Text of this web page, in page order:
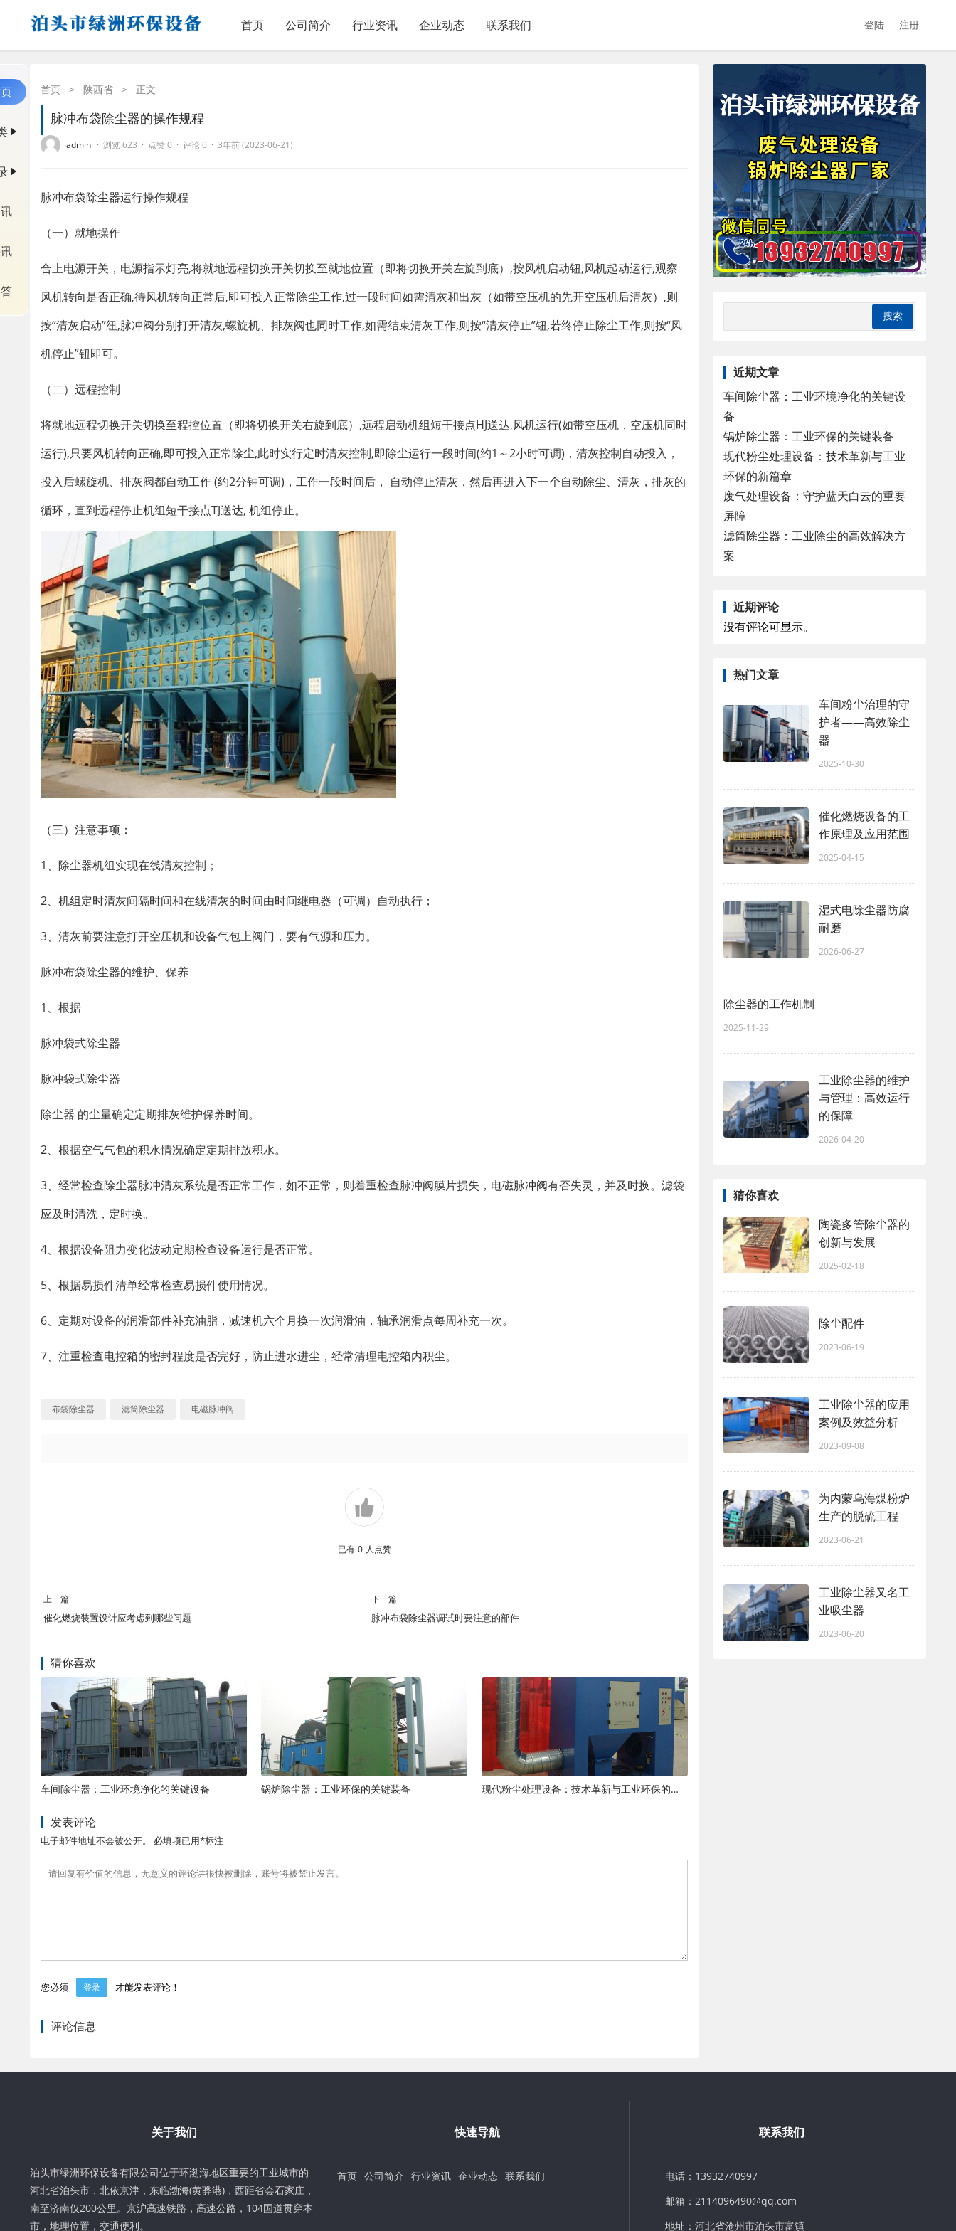
首页 公司简介 行业资讯 企业动态 联系我们 登陆 注册
首页 > 陕西省 > 正文
脉冲布袋除尘器的操作规程
admin · 浏览 623 · 点赞 0 · 评论 0 · 3年前 (2023-06-21)
脉冲布袋除尘器运行操作规程
（一）就地操作
合上电源开关，电源指示灯亮,将就地远程切换开关切换至就地位置（即将切换开关左旋到底）,按风机启动钮,风机起动运行,观察
风机转向是否正确,待风机转向正常后,即可投入正常除尘工作,过一段时间如需清灰和出灰（如带空压机的先开空压机后清灰）,则
按“清灰启动”纽,脉冲阀分别打开清灰,螺旋机、排灰阀也同时工作,如需结束清灰工作,则按“清灰停止”钮,若终停止除尘工作,则按“风
机停止”钮即可。
（二）远程控制
将就地远程切换开关切换至程控位置（即将切换开关右旋到底）,远程启动机组短干接点HJ送达,风机运行(如带空压机，空压机同时
运行),只要风机转向正确,即可投入正常除尘,此时实行定时清灰控制,即除尘运行一段时间(约1～2小时可调)，清灰控制自动投入，
投入后螺旋机、排灰阀都自动工作 (约2分钟可调)，工作一段时间后， 自动停止清灰，然后再进入下一个自动除尘、清灰，排灰的
循环，直到远程停止机组短干接点TJ送达, 机组停止。
（三）注意事项：
1、除尘器机组实现在线清灰控制；
2、机组定时清灰间隔时间和在线清灰的时间由时间继电器（可调）自动执行；
3、清灰前要注意打开空压机和设备气包上阀门，要有气源和压力。
脉冲布袋除尘器的维护、保养
1、根据
脉冲袋式除尘器
脉冲袋式除尘器
除尘器 的尘量确定定期排灰维护保养时间。
2、根据空气气包的积水情况确定定期排放积水。
3、经常检查除尘器脉冲清灰系统是否正常工作，如不正常，则着重检查脉冲阀膜片损失， 电磁脉冲阀有否失灵，并及时换。滤袋
应及时清洗，定时换。
4、根据设备阻力变化波动定期检查设备运行是否正常。
5、根据易损件清单经常检查易损件使用情况。
6、定期对设备的润滑部件补充油脂，减速机六个月换一次润滑油，轴承润滑点每周补充一次。
7、注重检查电控箱的密封程度是否完好，防止进水进尘，经常清理电控箱内积尘。
布袋除尘器 滤筒除尘器 电磁脉冲阀
已有 0 人点赞
上一篇
催化燃烧装置设计应考虑到哪些问题
下一篇
脉冲布袋除尘器调试时要注意的部件
猜你喜欢
车间除尘器：工业环境净化的关键设备 锅炉除尘器：工业环保的关键装备 现代粉尘处理设备：技术革新与工业环保的新篇章
发表评论
电子邮件地址不会被公开。 必填项已用*标注
您必须 登录 才能发表评论！
评论信息
近期文章
车间除尘器：工业环境净化的关键设
备
锅炉除尘器：工业环保的关键装备
现代粉尘处理设备：技术革新与工业
环保的新篇章
废气处理设备：守护蓝天白云的重要
屏障
滤筒除尘器：工业除尘的高效解决方
案
近期评论
没有评论可显示。
热门文章
车间粉尘治理的守
护者——高效除尘
器
2025-10-30
催化燃烧设备的工
作原理及应用范围
2025-04-15
湿式电除尘器防腐
耐磨‌
2026-06-27
除尘器的工作机制
2025-11-29
工业除尘器的维护
与管理：高效运行
的保障
2026-04-20
猜你喜欢
陶瓷多管除尘器的
创新与发展
2025-02-18
除尘配件
2023-06-19
工业除尘器的应用
案例及效益分析
2023-09-08
为内蒙乌海煤粉炉
生产的脱硫工程
2023-06-21
工业除尘器又名工
业吸尘器
2023-06-20
关于我们
泊头市绿洲环保设备有限公司位于环渤海地区重要的工业城市的
河北省泊头市，北依京津，东临渤海(黄骅港)，西距省会石家庄，
南至济南仅200公里。京沪高速铁路，高速公路，104国道贯穿本
市，地理位置，交通便利。
快速导航
首页 公司简介 行业资讯 企业动态 联系我们
联系我们
电话：13932740997
邮箱：2114096490@qq.com
地址：河北省沧州市泊头市富镇